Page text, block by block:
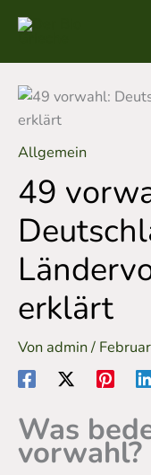
Inhalt
Allgemein
49
erklärt
Von admin/
Was
vorwahl?